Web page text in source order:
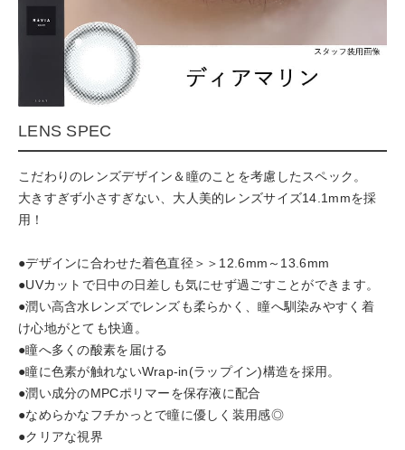
LENS SPEC
こだわりのレンズデザイン＆瞳のことを考慮したスペック。
大きすぎず小さすぎない、大人美的レンズサイズ14.1mmを採
用！
●デザインに合わせた着色直径＞＞12.6mm～13.6mm
●UVカットで日中の日差しも気にせず過ごすことができます。
●潤い高含水レンズでレンズも柔らかく、瞳へ馴染みやすく着
け心地がとても快適。
●瞳へ多くの酸素を届ける
●瞳に色素が触れないWrap-in(ラップイン)構造を採用。
●潤い成分のMPCポリマーを保存液に配合
●なめらかなフチかっとで瞳に優しく装用感◎
●クリアな視界